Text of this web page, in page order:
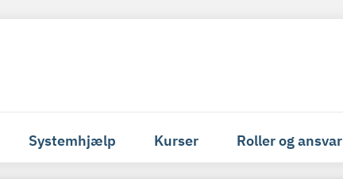
Systemhjælp Kurser Roller og ansvar